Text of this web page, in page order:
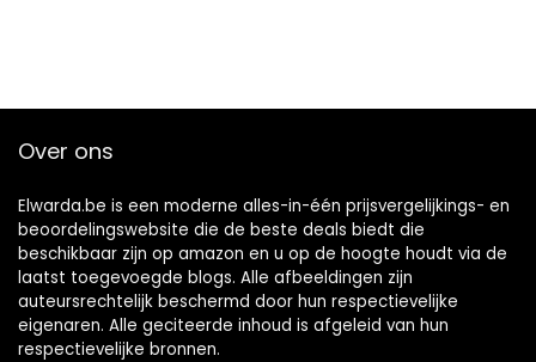
Over ons
Elwarda.be is een moderne alles-in-één prijsvergelijkings- en
beoordelingswebsite die de beste deals biedt die
beschikbaar zijn op amazon en u op de hoogte houdt via de
laatst toegevoegde blogs. Alle afbeeldingen zijn
auteursrechtelijk beschermd door hun respectievelijke
eigenaren. Alle geciteerde inhoud is afgeleid van hun
respectievelijke bronnen.